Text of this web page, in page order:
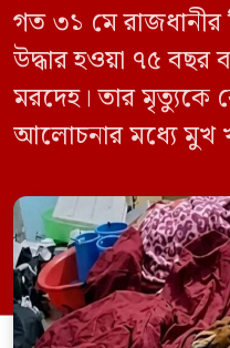
গত ৩১ মে রাজধানীর
উদ্ধার হওয়া ৭৫ বছর
মরদেহ। তার মৃত্যুকে
আলোচনার মধ্যে মুখ
(বুয়েট) অধ্যাপক
তিনি পরিবারের
মিথ্যা বলে দাবি
গণমাধ্যমে দেওয়া